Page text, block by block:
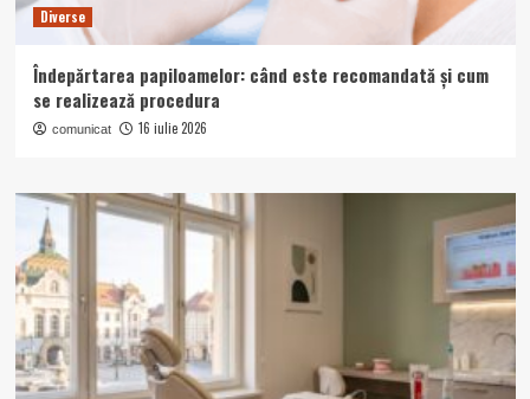
Diverse
Îndepărtarea papiloamelor: când este recomandată și cum
se realizează procedura
comunicat 16 iulie 2026